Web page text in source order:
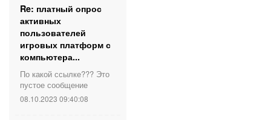
Re: платный опрос
активных
пользователей
игровых платформ с
компьютера...
По какой ссылке??? Это
пустое сообщение
08.10.2023 09:40:08